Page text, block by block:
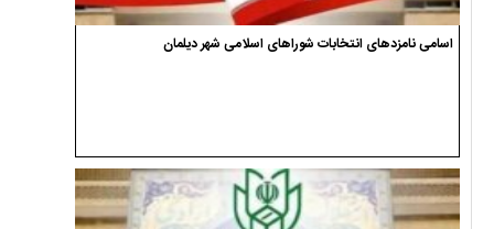
اسامی نامزدهای انتخابات شوراهای اسلامی شهر دیلمان